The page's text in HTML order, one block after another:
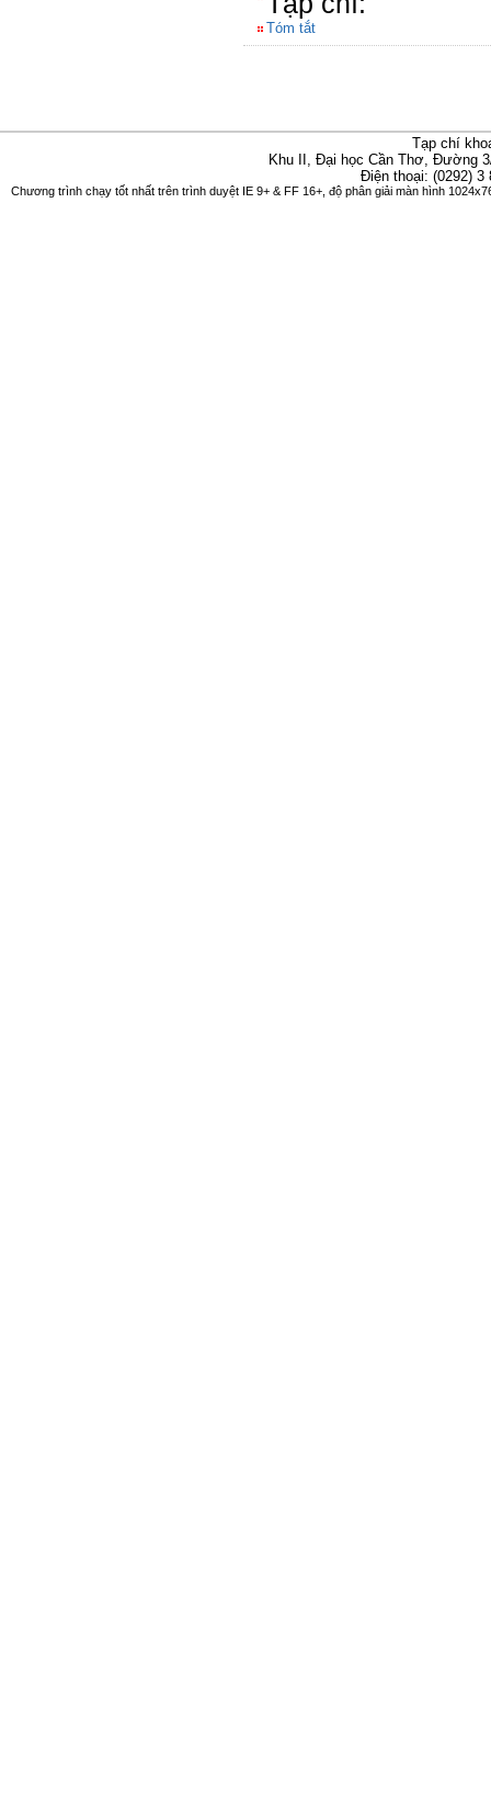
Tóm tắt
Tạp chí
Khu II, Đại học Cần Thơ, Đường
Điện thoại: (0292)
Chương trình chạy tốt nhất trên trình duyệt IE 9+ & FF 16+, độ phân giải màn hình